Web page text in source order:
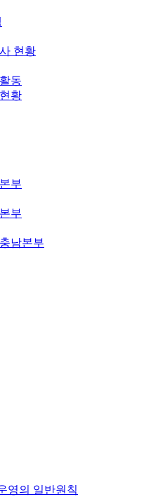
현황
동
황
부
부
남본부
영의 일반원칙